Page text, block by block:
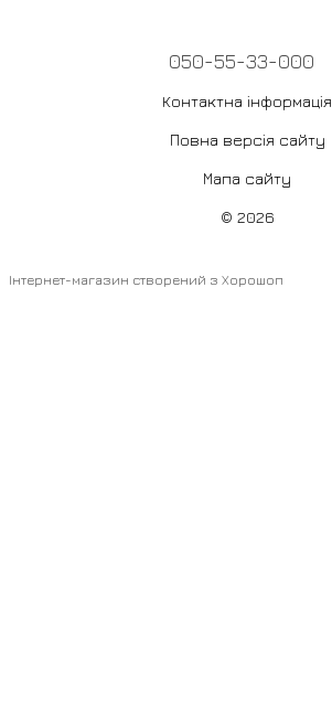
050-55-33-000
Контактна інформація
Повна версія сайту
Мапа сайту
© 2026
Інтернет-магазин створений з Хорошоп